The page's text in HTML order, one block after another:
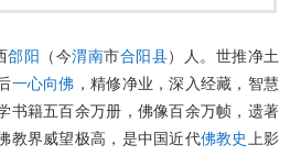
郃阳 （今渭南市合阳县）人。世推净土
一心向佛 ，精修净业，深入经藏，智慧
书籍五百余万册，佛像百余万帧，遗著
教界威望极高，是中国近代佛教史 上影